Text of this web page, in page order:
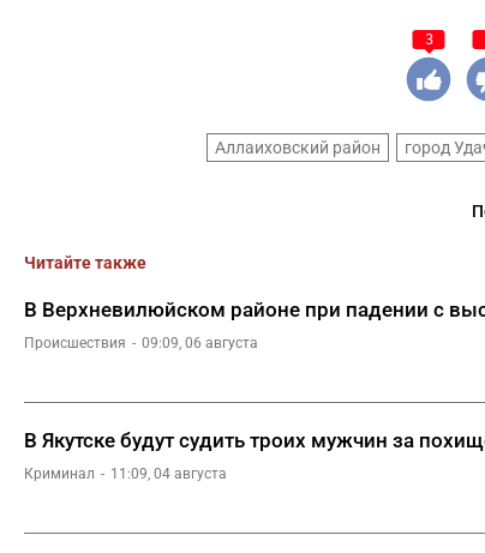
3
Аллаиховский район город
Читайте также
В Верхневилюйском районе при падении с
Происшествия 09:09, 06 августа
В Якутске будут судить троих мужчин за
Криминал 11:09, 04 августа